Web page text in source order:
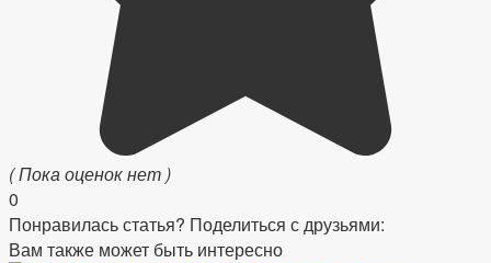
( Пока оценок нет )
0
Понравилась статья? Поделиться с друзьями:
Вам также может быть интересно